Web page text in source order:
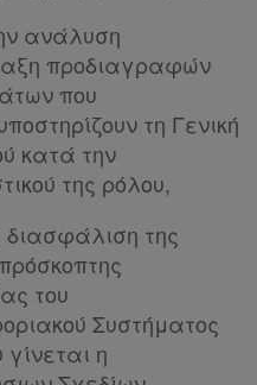
ανάλυση
προδιαγραφών
που
τη Γενική
κατά την
της ρόλου,
διασφάλιση της
του
Συστήματος
η